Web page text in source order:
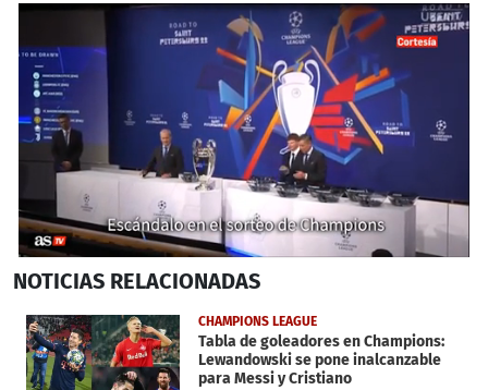
seconds
2
minutes,
14
seconds
NOTICIAS RELACIONADAS
CHAMPIONS LEAGUE
Tabla de goleadores en Champions:
Lewandowski se pone inalcanzable
para Messi y Cristiano